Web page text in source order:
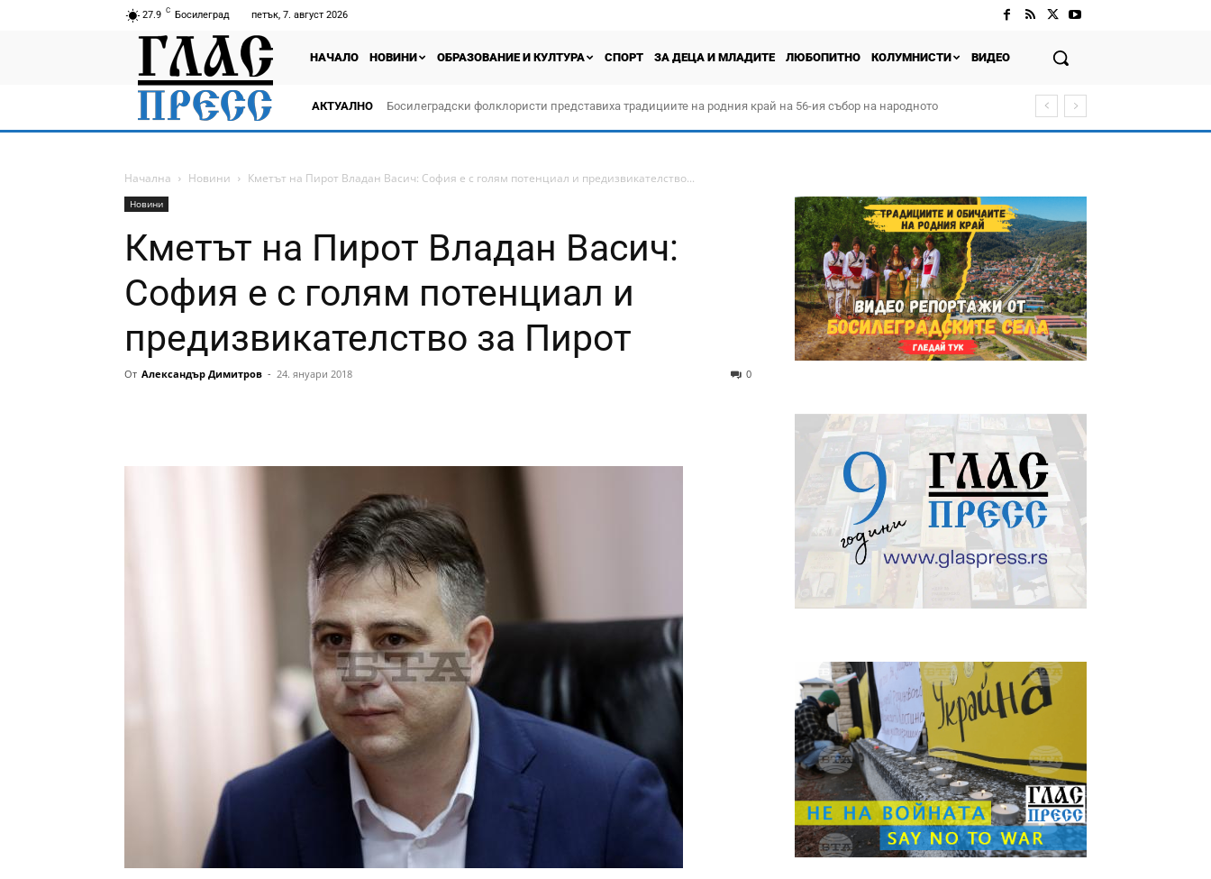
27.9 C Босилеград петък, 7. август 2026
НАЧАЛО НОВИНИ ОБРАЗОВАНИЕ И КУЛТУРА СПОРТ ЗА ДЕЦА И МЛАДИТЕ ЛЮБОПИТНО КОЛУМНИСТИ ВИДЕО
АКТУАЛНО
Босилеградски фолклористи представиха традициите на родния край на 56-ия събор на народното
творчество „Прођох Левач, прођох Шумадију“
Начална Новини Кметът на Пирот Владан Васич: София е с голям потенциал и предизвикателство...
Новини
Кметът на Пирот Владан Васич:
София е с голям потенциал и
предизвикателство за Пирот
От Александър Димитров - 24. януари 2018 0